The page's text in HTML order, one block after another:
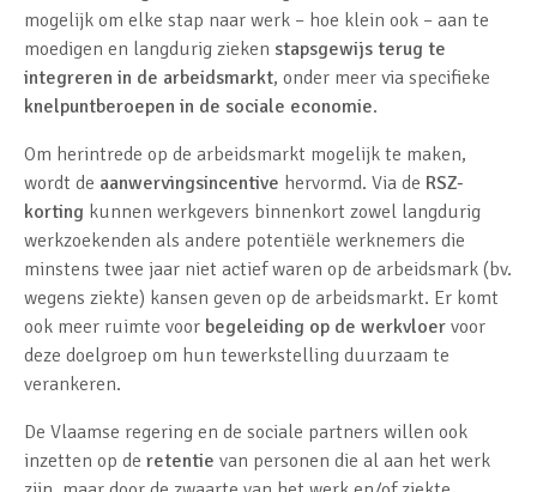
mogelijk om elke stap naar werk – hoe klein ook – aan te
moedigen en langdurig zieken stapsgewijs terug te
integreren in de arbeidsmarkt, onder meer via specifieke
knelpuntberoepen in de sociale economie.
Om herintrede op de arbeidsmarkt mogelijk te maken,
wordt de aanwervingsincentive hervormd. Via de RSZ-
korting kunnen werkgevers binnenkort zowel langdurig
werkzoekenden als andere potentiële werknemers die
minstens twee jaar niet actief waren op de arbeidsmark (bv.
wegens ziekte) kansen geven op de arbeidsmarkt. Er komt
ook meer ruimte voor begeleiding op de werkvloer voor
deze doelgroep om hun tewerkstelling duurzaam te
verankeren.
De Vlaamse regering en de sociale partners willen ook
inzetten op de retentie van personen die al aan het werk